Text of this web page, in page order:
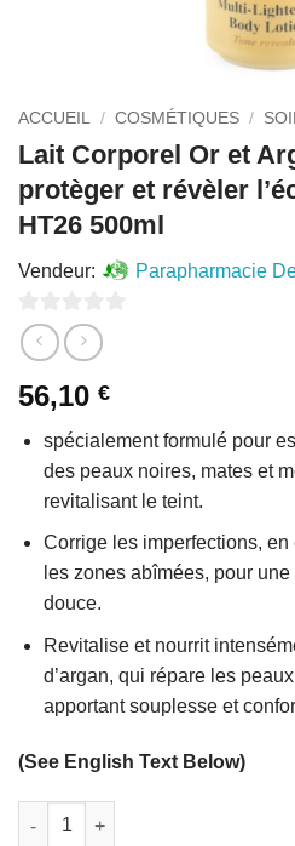
ACCUEIL / COSMÉTIQUES /
Lait Corporel Or et
protèger et révèler
HT26 500ml
Vendeur: Parapharmacie
0
sur
5
56,10 €
spécialement formulé pour
des peaux noires, mates et
revitalisant le teint.
Corrige les imperfections,
les zones abîmées, pour
douce.
Revitalise et nourrit
d’argan, qui répare les
apportant souplesse et
(See English Text Below)
quantité de Lait Corporel Or et